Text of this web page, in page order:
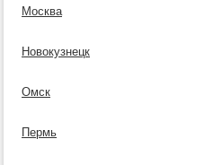
Москва
Новокузнецк
Омск
Пермь